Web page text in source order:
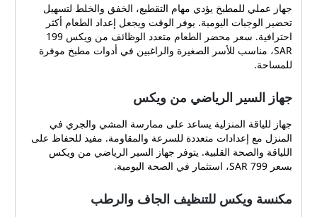
جهاز عملي للمطبخ يؤدي مهام التقطيع، الخفق والخلط لتسهيل
تحضير الوجبات اليومية. يوفر الوقت ويجعل إعداد الطعام أكثر
احترافية. سعر محضر الطعام متعدد الوظائف من ويكس 199
SAR، مناسب للأسر الصغيرة والراغبين في أدوات مطبخ موفرة
للمساحة.
جهاز السير الرياضي من ويكس
جهاز للياقة المنزلية يساعد على ممارسة المشي والجري في
المنزل مع إعدادات متعددة للسرعة والمقاومة. مفيد للحفاظ على
اللياقة والصحة القلبية. يتوفر جهاز السير الرياضي من ويكس
بسعر 799 SAR، استثمار في الصحة اليومية.
مكنسة ويكس للتنظيف الجاف والرطب